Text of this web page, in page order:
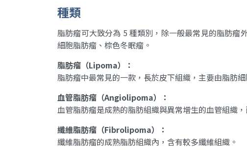
種類
脂肪瘤可大致分為 5 種類別，除一般最常見的脂肪瘤
細胞脂肪瘤、棕色冬眠瘤。
脂肪瘤（Lipoma）：
脂肪瘤中最常見的一款，長於皮下組織，主要由脂肪細
血管脂肪瘤（Angiolipoma）：
血管脂肪瘤是成熟的脂肪組織與異常增生的血管組織
纖維脂肪瘤（Fibrolipoma）：
纖維脂肪瘤的成熟脂肪組織內，含有較多纖維組織。